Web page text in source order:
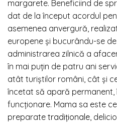
margarete. Beneficiind de
dat de la început acordul
asemenea anvergură,
europene și bucurându-se
administrarea zilnică a
în mai puțin de patru ani
atât turiștilor români, cât și
încetat să apară permanent,
funcționare. Mama sa este
preparate tradiționale,